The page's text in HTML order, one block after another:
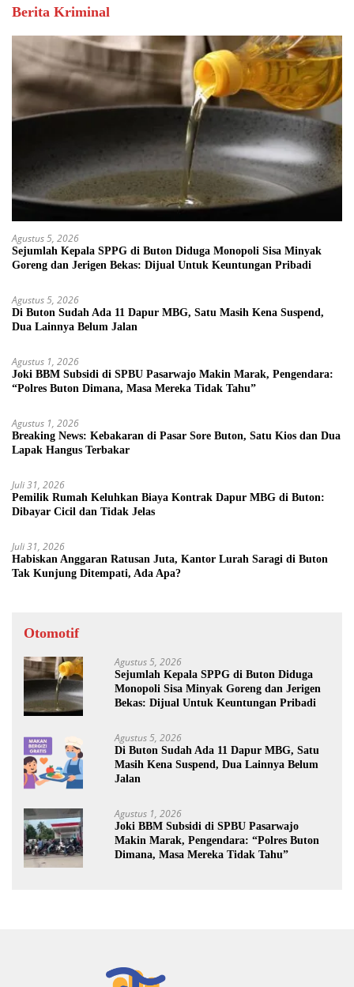
Berita Kriminal
Agustus 5, 2026
Sejumlah Kepala SPPG di Buton Diduga Monopoli Sisa Minyak
Goreng dan Jerigen Bekas: Dijual Untuk Keuntungan Pribadi
Agustus 5, 2026
Di Buton Sudah Ada 11 Dapur MBG, Satu Masih Kena Suspend,
Dua Lainnya Belum Jalan
Agustus 1, 2026
Joki BBM Subsidi di SPBU Pasarwajo Makin Marak, Pengendara:
“Polres Buton Dimana, Masa Mereka Tidak Tahu”
Agustus 1, 2026
Breaking News: Kebakaran di Pasar Sore Buton, Satu Kios dan Dua
Lapak Hangus Terbakar
Juli 31, 2026
Pemilik Rumah Keluhkan Biaya Kontrak Dapur MBG di Buton:
Dibayar Cicil dan Tidak Jelas
Juli 31, 2026
Habiskan Anggaran Ratusan Juta, Kantor Lurah Saragi di Buton
Tak Kunjung Ditempati, Ada Apa?
Otomotif
Agustus 5, 2026
Sejumlah Kepala SPPG di Buton Diduga
Monopoli Sisa Minyak Goreng dan Jerigen
Bekas: Dijual Untuk Keuntungan Pribadi
Agustus 5, 2026
Di Buton Sudah Ada 11 Dapur MBG, Satu
Masih Kena Suspend, Dua Lainnya Belum
Jalan
Agustus 1, 2026
Joki BBM Subsidi di SPBU Pasarwajo
Makin Marak, Pengendara: “Polres Buton
Dimana, Masa Mereka Tidak Tahu”